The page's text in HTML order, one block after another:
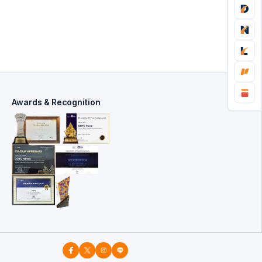
Awards & Recognition